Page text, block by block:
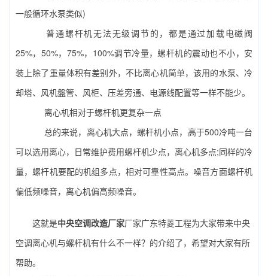
一般循环水泵类似)
普通螺杆机无法无级调节的，都是通过加载电磁阀
25%，50%，75%，100%调节冷量，螺杆机的震动也不小，安
装上除了重量体积有差别外，不比离心机简单，该用的水泵、冷
却塔、风机盤管、风柜、压差旁通、电源线配置等一样不能少。
离心机相对于螺杆机更复杂一点
总的来说，离心机大点，螺杆机小点，高于500冷吨一台
可以选用离心，日常维护费用螺杆机少点，离心机多点;同样的冷
量，螺杆机要配的机组多点，相对可靠性高点。噪音方面螺杆机
偏低频噪音，离心机偏高频噪音。
这就是中央空调改造厂家厂家广东特菱工程为大家带来中央
空调离心机与螺杆机有什么不一样？的介绍了，希望对大家有所
帮助。